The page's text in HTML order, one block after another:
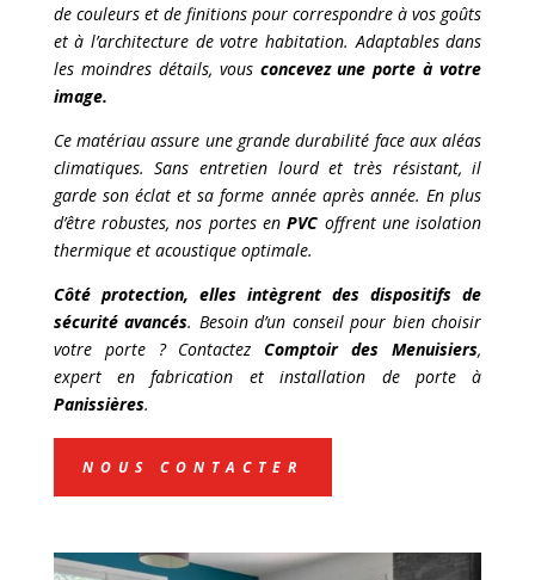
de couleurs et de finitions pour correspondre à vos goûts
et à l’architecture de votre habitation. Adaptables dans
les moindres détails, vous concevez une porte à votre
image.
Ce matériau assure une grande durabilité face aux aléas
climatiques. Sans entretien lourd et très résistant, il
garde son éclat et sa forme année après année. En plus
d’être robustes, nos portes enPVC offrent une isolation
thermique et acoustique optimale.
Côté protection, elles intègrent des dispositifs de
sécurité avancés. Besoin d’un conseil pour bien choisir
votre porte ? ContactezComptoir des Menuisiers,
expert en fabrication et installation de porte à
Panissières.
NOUS CONTACTER